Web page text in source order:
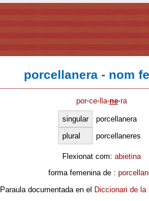
porcellanera - nom
por·ce· lla·ne·ra
singular
porcellanera
plural
porcellaneres
Flexionat com: abietina
forma femenina de :
Paraula documentada en el Diccionari de la